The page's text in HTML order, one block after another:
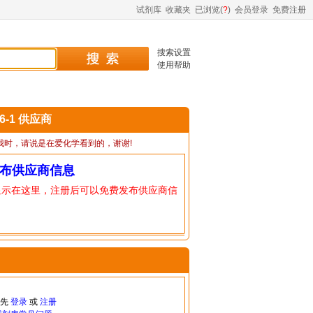
试剂库 收藏夹 已浏览(?) 会员登录 免费注册
搜索设置
使用帮助
1 供应商
时，请说是在爱化学看到的，谢谢!
供应商信息
在这里，注册后可以免费发布供应商信
登录或 注册